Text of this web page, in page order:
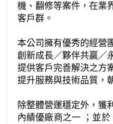
機、翻修等案件，在業
客戶群。
本公司擁有優秀的經營
創新成長／夥伴共贏／
提供客戶完善解決之方
提升服務與技術品質，
除整體營運穩定外，獲
內績優廠商之一 ；並